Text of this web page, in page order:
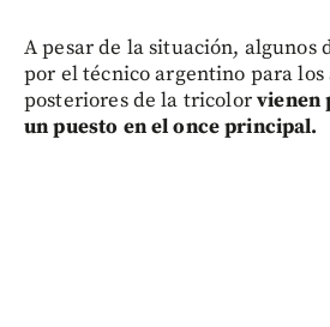
A pesar de la situación, algunos
por el técnico argentino para los
posteriores de la tricolorvienen
un puesto en el once principal.